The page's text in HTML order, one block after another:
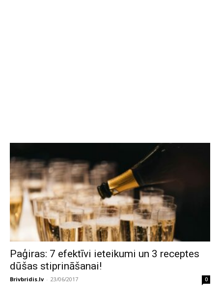
Paģiras: 7 efektīvi ieteikumi un 3 receptes
dūšas stiprināšanai!
Brivbridis.lv - 23/06/2017 0